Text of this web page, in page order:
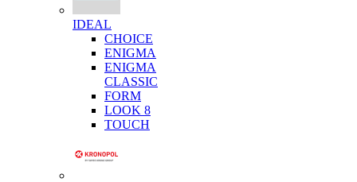
IDEAL
CHOICE
ENIGMA
ENIGMA
CLASSIC
FORM
LOOK 8
TOUCH